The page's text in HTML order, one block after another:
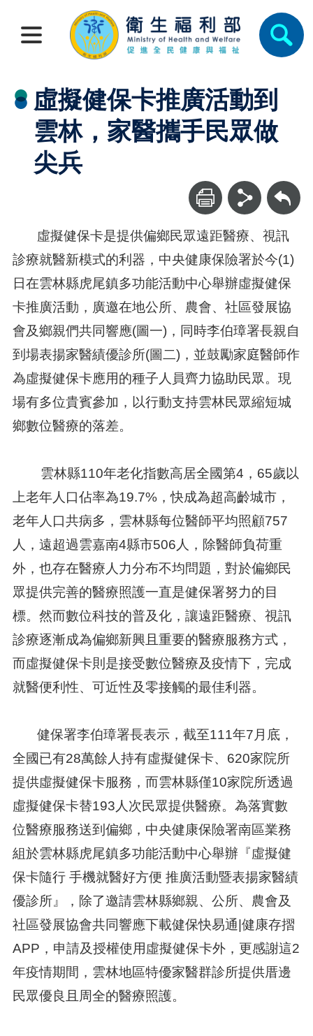
虛擬健保卡推廣活動到
雲林，家醫攜手民眾做
尖兵
回上一頁
虛擬健保卡是提供偏鄉民眾遠距醫療、視訊
診療就醫新模式的利器，中央健康保險署於今(1)
日在雲林縣虎尾鎮多功能活動中心舉辦虛擬健保
卡推廣活動，廣邀在地公所、農會、社區發展協
會及鄉親們共同響應(圖一)，同時李伯璋署長親自
到場表揚家醫績優診所(圖二)，並鼓勵家庭醫師作
為虛擬健保卡應用的種子人員齊力協助民眾。現
場有多位貴賓參加，以行動支持雲林民眾縮短城
鄉數位醫療的落差。
雲林縣110年老化指數高居全國第4，65歲以
上老年人口佔率為19.7%，快成為超高齡城市，
老年人口共病多，雲林縣每位醫師平均照顧757
人，遠超過雲嘉南4縣市506人，除醫師負荷重
外，也存在醫療人力分布不均問題，對於偏鄉民
眾提供完善的醫療照護一直是健保署努力的目
標。然而數位科技的普及化，讓遠距醫療、視訊
診療逐漸成為偏鄉新興且重要的醫療服務方式，
而虛擬健保卡則是接受數位醫療及疫情下，完成
就醫便利性、可近性及零接觸的最佳利器。
健保署李伯璋署長表示，截至111年7月底，
全國已有28萬餘人持有虛擬健保卡、620家院所
提供虛擬健保卡服務，而雲林縣僅10家院所透過
虛擬健保卡替193人次民眾提供醫療。為落實數
位醫療服務送到偏鄉，中央健康保險署南區業務
組於雲林縣虎尾鎮多功能活動中心舉辦『虛擬健
保卡隨行 手機就醫好方便 推廣活動暨表揚家醫績
優診所』，除了邀請雲林縣鄉親、公所、農會及
社區發展協會共同響應下載健保快易通|健康存摺
APP，申請及授權使用虛擬健保卡外，更感謝這2
年疫情期間，雲林地區特優家醫群診所提供厝邊
民眾優良且周全的醫療照護。